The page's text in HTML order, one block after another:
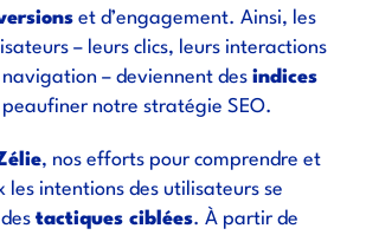
et d’engagement. Ainsi, les
– leurs clics, leurs interactions
navigation – deviennent desindices
notre stratégie SEO.
, nos efforts pour comprendre et
les intentions des utilisateurs se
tactiques ciblées. À partir de